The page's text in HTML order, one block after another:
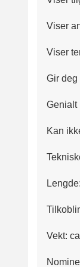
Viser
Viser
Gir deg
Genialt
Kan
Vekt: